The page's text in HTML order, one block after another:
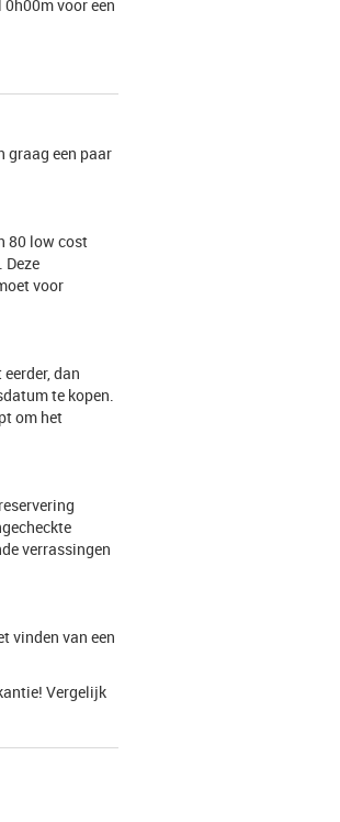
voor een
graag een paar
80 low cost
Deze
voor
dan
te kopen.
om het
verrassingen
vinden van een
Vergelijk